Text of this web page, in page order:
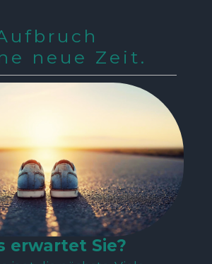
neue Zeit.
erwartet Sie?